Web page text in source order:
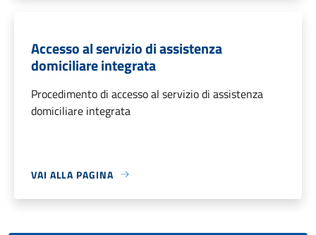
Accesso al servizio di assistenza
domiciliare integrata
Procedimento di accesso al servizio di assistenza
domiciliare integrata
VAI ALLA PAGINA